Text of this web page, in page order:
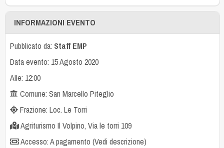
INFORMAZIONI EVENTO
Pubblicato da: Staff EMP
Data evento: 15 Agosto 2020
Alle: 12:00
Comune: San Marcello Piteglio
Frazione: Loc. Le Torri
Agriturismo Il Volpino, Via le torri 109
Accesso: A pagamento (Vedi descrizione)